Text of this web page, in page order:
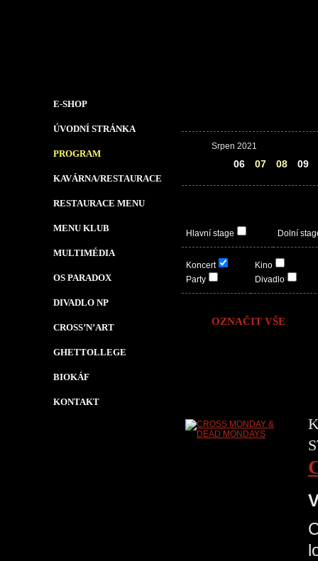
E-SHOP
ÚVODNÍ STRÁNKA
PROGRAM
KAVÁRNA/RESTAURACE
RESTAURACE MENU
MENU KLUB
MULTIMÉDIA
OS PARADOX
DIVADLO NP
CROSS’N’ART
GHETTOLLEGE
BIOKÁF
KONTAKT
Srpen 2021
06 07 08 09
Hlavní stage Dolní
Koncert
Party
Kino
Divadlo
OZNAČIT VŠE